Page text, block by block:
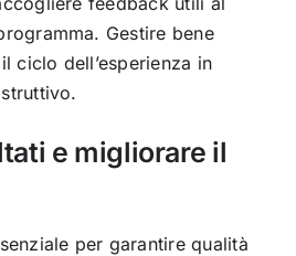
Gestire bene
ciclo dell’esperienza in
e migliorare il
per garantire qualità